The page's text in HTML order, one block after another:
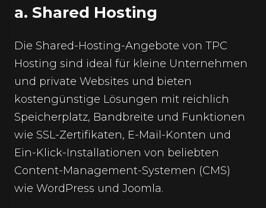
a. Shared Hosting
Die Shared-Hosting-Angebote von TPC
Hosting sind ideal für kleine Unternehmen
und private Websites und bieten
kostengünstige Lösungen mit reichlich
Speicherplatz, Bandbreite und Funktionen
wie SSL-Zertifikaten, E-Mail-Konten und
Ein-Klick-Installationen von beliebten
Content-Management-Systemen (CMS)
wie WordPress und Joomla.